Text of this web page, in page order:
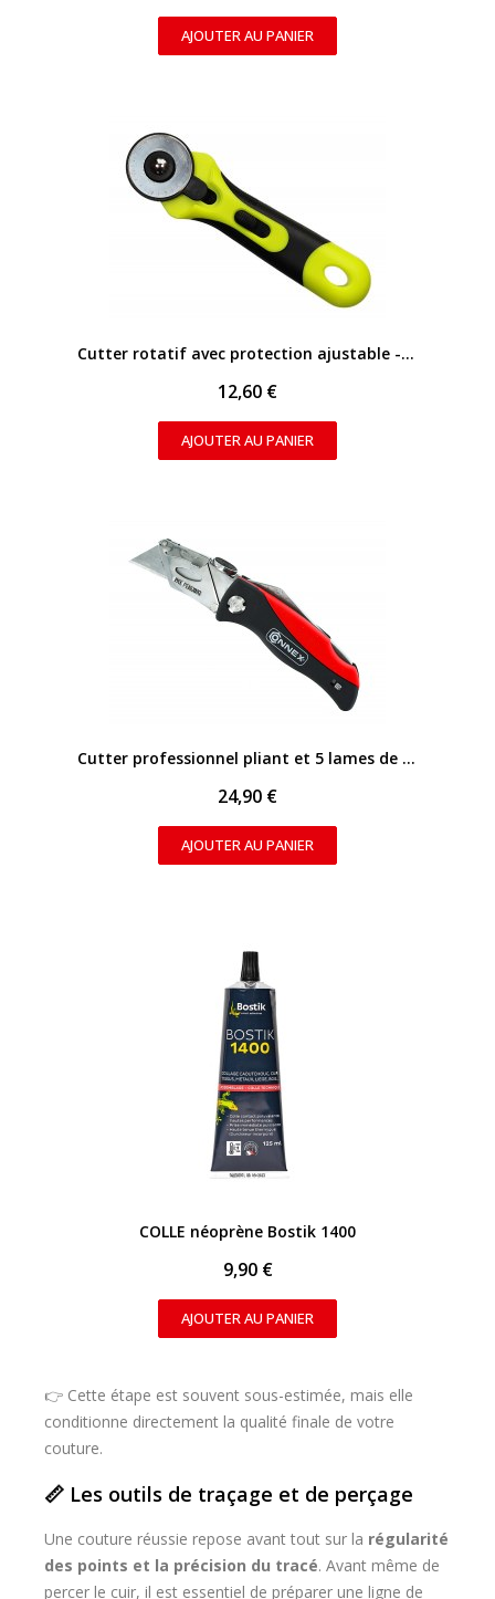
AJOUTER AU PANIER
APERÇU RAPIDE Cutter rotatif avec protection ajustable - 45mm
12,60 €
AJOUTER AU PANIER
APERÇU RAPIDE Cutter professionnel pliant et 5 lames de rechange
24,90 €
AJOUTER AU PANIER
APERÇU RAPIDE
COLLE néoprène Bostik 1400
9,90 €
AJOUTER AU PANIER
👉 Cette étape est souvent sous-estimée, mais elle
conditionne directement la qualité finale de votre
couture.
📏 Les outils de traçage et de perçage
Une couture réussie repose avant tout sur la régularité
des points et la précision du tracé. Avant même de
percer le cuir, il est essentiel de préparer une ligne de